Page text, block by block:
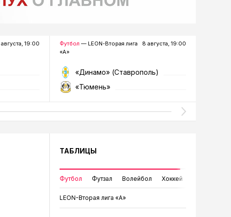
августа, 19:00 Футбол — LEON-Вторая лига
«А»
8 августа, 19:00
«Динамо» (Ставрополь)
«Тюмень»
ТАБЛИЦЫ
Футбол Футзал Волейбол Хоккей
LEON-Вторая лига «А»